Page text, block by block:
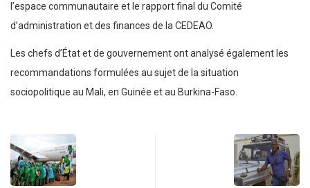
l’espace communautaire et le rapport final du Comité
d’administration et des finances de la CEDEAO.
Les chefs d’État et de gouvernement ont analysé également les
recommandations formulées au sujet de la situation
sociopolitique au Mali, en Guinée et au Burkina-Faso.